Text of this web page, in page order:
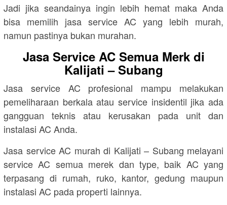
Jadi jika seandainya ingin lebih hemat maka Anda
bisa memilih jasa service AC yang lebih murah,
namun pastinya bukan murahan.
Jasa Service AC Semua Merk di
Kalijati – Subang
Jasa service AC profesional mampu melakukan
pemeliharaan berkala atau service insidentil jika ada
gangguan teknis atau kerusakan pada unit dan
instalasi AC Anda.
Jasa service AC murah di Kalijati – Subang melayani
service AC semua merek dan type, baik AC yang
terpasang di rumah, ruko, kantor, gedung maupun
instalasi AC pada properti lainnya.